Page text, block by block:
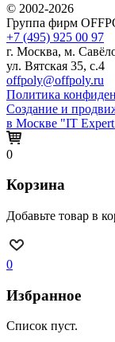
© 2002-2026
Группа фирм
+7 (495) 925 00 97
г. Москва, м.
ул. Вятская 35, с.4
offpoly@offpoly.ru
Политика
Создание и
в Москве "IT
0
Корзина
Добавьте товар в
0
Избранное
Список пуст.